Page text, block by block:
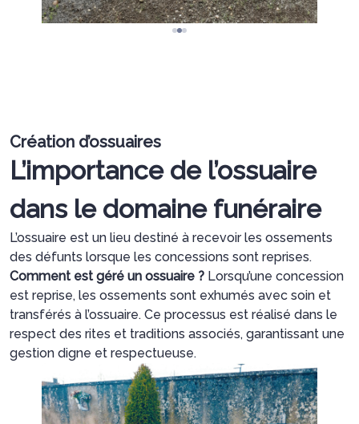
Création d’ossuaires
L’importance de l’ossuaire
dans le domaine funéraire
L’ossuaire est un lieu destiné à recevoir les ossements
des défunts lorsque les concessions sont reprises.
Comment est géré un ossuaire ? Lorsqu’une concession
est reprise, les ossements sont exhumés avec soin et
transférés à l’ossuaire. Ce processus est réalisé dans le
respect des rites et traditions associés, garantissant une
gestion digne et respectueuse.